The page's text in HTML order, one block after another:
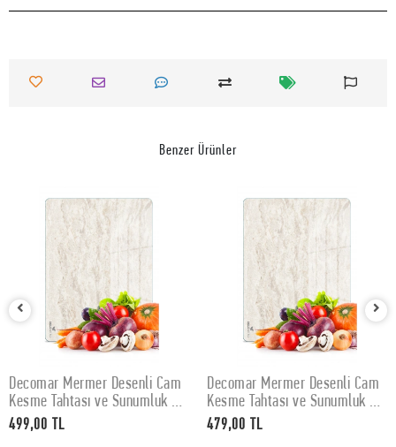
Benzer Ürünler
SEPETE EKLE
Decomar Mermer Desenli Cam
Kesme Tahtası ve Sunumluk 30
x 40 cm
499,00 TL
SEPETE EKLE
Decomar Mermer Desenli Cam
Kesme Tahtası ve Sunumluk 25
x 35 cm
479,00 TL